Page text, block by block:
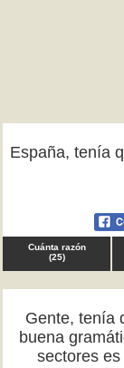
España, tenía
Cuánta razón
(25)
Gente, tenía
buena
sectores